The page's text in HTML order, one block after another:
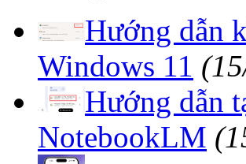
Hướng dẫn
Windows 11
Hướng dẫn
NotebookLM